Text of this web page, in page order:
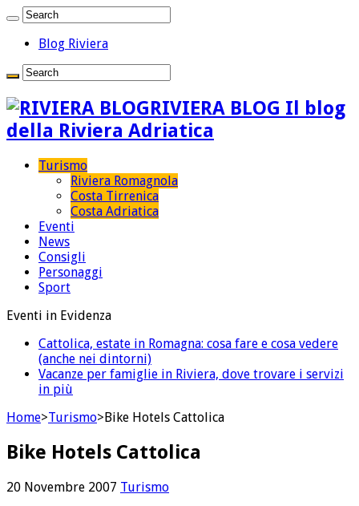
Blog Riviera
RIVIERA BLOG Il blog
della Riviera Adriatica
Turismo
Riviera Romagnola
Costa Tirrenica
Costa Adriatica
Eventi
News
Consigli
Personaggi
Sport
Eventi in Evidenza
Cattolica, estate in Romagna: cosa fare e cosa vedere
(anche nei dintorni)
Vacanze per famiglie in Riviera, dove trovare i servizi
in più
Home>Turismo>Bike Hotels Cattolica
Bike Hotels Cattolica
20 Novembre 2007 Turismo